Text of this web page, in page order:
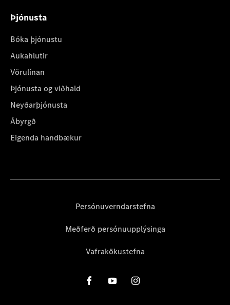
Þjónusta
Bóka þjónustu
Aukahlutir
Vörulínan
Þjónusta og viðhald
Neyðarþjónusta
Ábyrgð
Eigenda handbækur
Persónuverndarstefna
Meðferð persónuupplýsinga
Vafrakökustefna